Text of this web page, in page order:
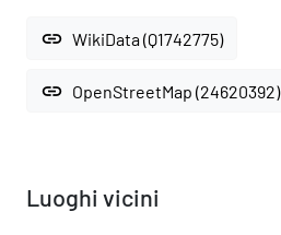
link WikiData (Q1742775)
link OpenStreetMap (24620392)
Luoghi vicini